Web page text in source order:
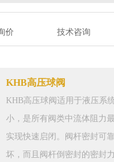
价 技术咨询
KHB高压球阀
KHB高压球阀适用于液压系
小，是所有阀类中流体阻力
实现快速启闭。阀杆密封可
坏，而且阀杆倒密封的密封